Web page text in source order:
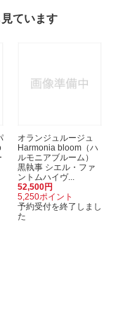
ています
オランジュルージュ
Harmonia bloom（ハ
ルモニアブルーム）
黒執事 シエル・ファ
ントムハイヴ...
52,500円
5,250ポイント
予約受付を終了しまし
た